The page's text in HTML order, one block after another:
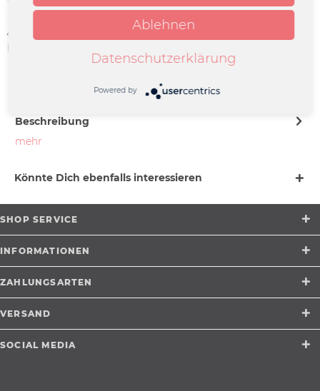
Artikel-Nr.:
PP-0094
Herstellerinfo:
Friedrich-Ebert-Straße 7 | 48153
support@merchcowboy.com
Beschreibung
mehr
Könnte Dich ebenfalls interessieren
SHOP SERVICE
INFORMATIONEN
ZAHLUNGSARTEN
VERSAND
SOCIAL MEDIA
Ablehnen
Datenschutzerklärung
Powered by